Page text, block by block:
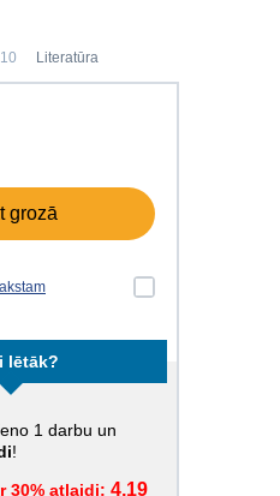
10 Literatūra
grozā
lētāk?
1 darbu un
!
30% atlaidi: 4,19